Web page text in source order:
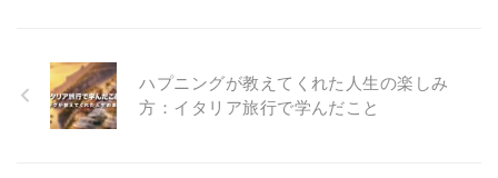
ハプニングが教えてくれた人生の楽しみ
方：イタリア旅行で学んだこと